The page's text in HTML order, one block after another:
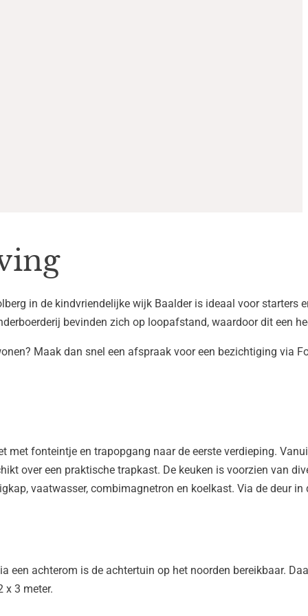
in de kindvriendelijke wijk Baalder is ideaal voor starters
bevinden zich op loopafstand, waardoor dit een
Maak dan snel een afspraak voor een bezichtiging via
met fonteintje en trapopgang naar de eerste verdieping.
over een praktische trapkast. De keuken is voorzien van
vaatwasser, combimagnetron en koelkast. Via de deur in
een achterom is de achtertuin op het noorden bereikbaar.
x 3 meter.